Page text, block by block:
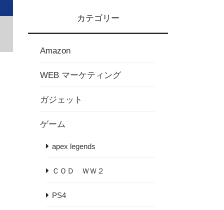
カテゴリー
Amazon
WEB マーケティング
ガジェット
ゲーム
apex legends
ＣＯＤ ＷＷ２
PS4